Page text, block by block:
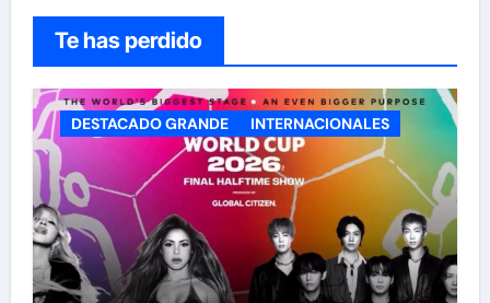
Te has perdido
DESTACADO GRANDE INTERNACIONALES